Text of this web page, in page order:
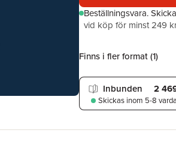
Beställningsvara.
vid köp för minst 249
Finns i fler format (1)
Inbunden 2
Skickas inom 5-8